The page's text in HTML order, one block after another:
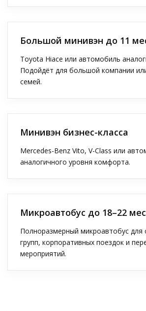
Большой минивэн до 11
Toyota Hiace или автомобиль
Подойдёт для большой компании
семей.
Минивэн бизнес-класса
Mercedes-Benz Vito, V-Class или
аналогичного уровня комфорта.
Микроавтобус до 18–22
Полноразмерный микроавтобус для
групп, корпоративных поездок и
мероприятий.